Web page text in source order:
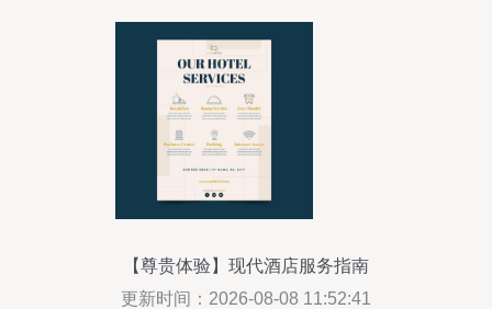
【尊贵体验】现代酒店服务指南
更新时间：2026-08-08 11:52:41